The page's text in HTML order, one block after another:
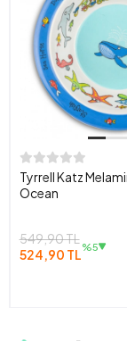
Tyrrell Katz
Ocean
549,90 TL
524,90 TL%5